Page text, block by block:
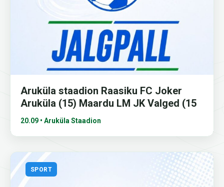
Aruküla staadion Raasiku FC Joker
Aruküla (15) Maardu LM JK Valged (15
20.09 • Aruküla Staadion
SPORT